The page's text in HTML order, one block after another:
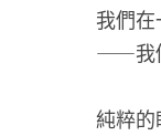
我們
——我
純粹